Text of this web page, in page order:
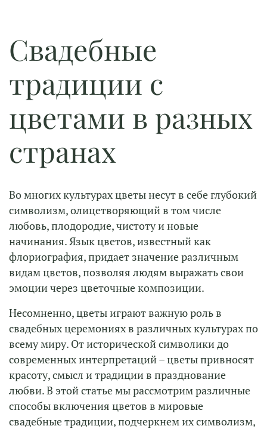
Свадебные
традиции с
цветами в разных
странах
Во многих культурах цветы несут в себе глубокий
символизм, олицетворяющий в том числе
любовь, плодородие, чистоту и новые
начинания. Язык цветов, известный как
флориография, придает значение различным
видам цветов, позволяя людям выражать свои
эмоции через цветочные композиции.
Несомненно, цветы играют важную роль в
свадебных церемониях в различных культурах по
всему миру. От исторической символики до
современных интерпретаций – цветы привносят
красоту, смысл и традиции в празднование
любви. В этой статье мы рассмотрим различные
способы включения цветов в мировые
свадебные традиции, подчеркнем их символизм,